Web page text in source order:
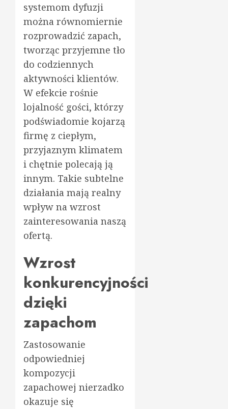
systemom dyfuzji
można równomiernie
rozprowadzić zapach,
tworząc przyjemne tło
do codziennych
aktywności klientów.
W efekcie rośnie
lojalność gości, którzy
podświadomie kojarzą
firmę z ciepłym,
przyjaznym klimatem
i chętnie polecają ją
innym. Takie subtelne
działania mają realny
wpływ na wzrost
zainteresowania naszą
ofertą.
Wzrost
konkurencyjności
dzięki
zapachom
Zastosowanie
odpowiedniej
kompozycji
zapachowej nierzadko
okazuje się